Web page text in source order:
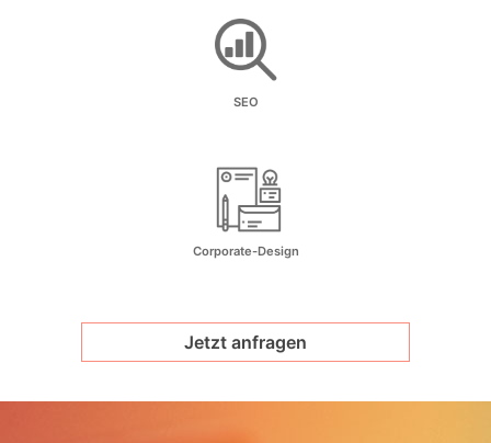
SEO
Corporate-Design
Jetzt anfragen